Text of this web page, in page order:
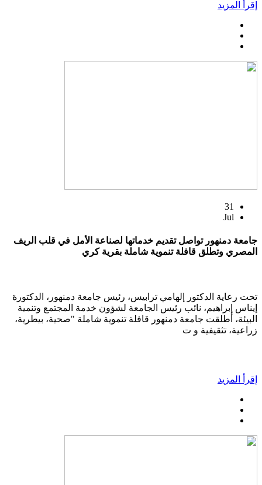
إقرأ المزيد
31
Jul
جامعة دمنهور تواصل تقديم خدماتها لصناعة الأمل في قلب الريف
المصري وتطلق قافلة تنموية شاملة بقرية كري
تحت رعاية الدكتور إلهامي ترابيس، رئيس جامعة دمنهور، الدكتورة
إيناس إبراهيم، نائب رئيس الجامعة لشؤون خدمة المجتمع وتنمية
البيئة، أطلقت جامعة دمنهور قافلة تنموية شاملة "صحية، بيطرية،
زراعية، تثقيفية و ت
إقرأ المزيد